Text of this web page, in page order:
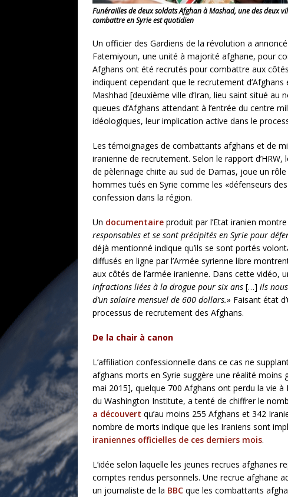
Funérailles de deux soldats Afghan à Mashad, une des deux
combattre en Syrie est quotidien
Un officier des Gardiens de la révolution a
Fatemiyoun, une unité à majorité afghane, pour
Afghans ont été recrutés pour combattre aux
indiquent cependant que le recrutement
Mashhad [deuxième ville d’Iran, lieu saint situé
queues d’Afghans attendant à l’entrée du centre
idéologiques, leur implication active dans le
Les témoignages de combattants afghans et de
iranienne de recrutement. Selon le rapport
de pèlerinage chiite au sud de Damas, joue un
hommes tués en Syrie comme les «défenseurs
confession dans la région.
Un documentaire produit par l’Etat iranien
responsables et se sont précipités en Syrie pour
déjà mentionné indique qu’ils se sont portés
diffusés en ligne par l’Armée syrienne libre
aux côtés de l’armée iranienne. Dans cette
infractions liées à la drogue pour six ans […] ils
d’un salaire mensuel de 600 dollars.» Faisant état
processus de recrutement des Afghans.
De la chair à canon
L’affiliation confessionnelle dans ce cas ne
afghans morts en Syrie suggère une réalité moins
mai 2015], quelque 700 Afghans ont perdu la vie
du Washington Institute, a tenté de chiffrer le
a découvert qu’au moins 255 Afghans et 342
nombre de morts indique que les Iraniens sont
iraniennes officielles de ces derniers mois.
L’idée selon laquelle les jeunes recrues afghanes
comptes rendus personnels. Une recrue afghane
un journaliste de la BBC que les combattants